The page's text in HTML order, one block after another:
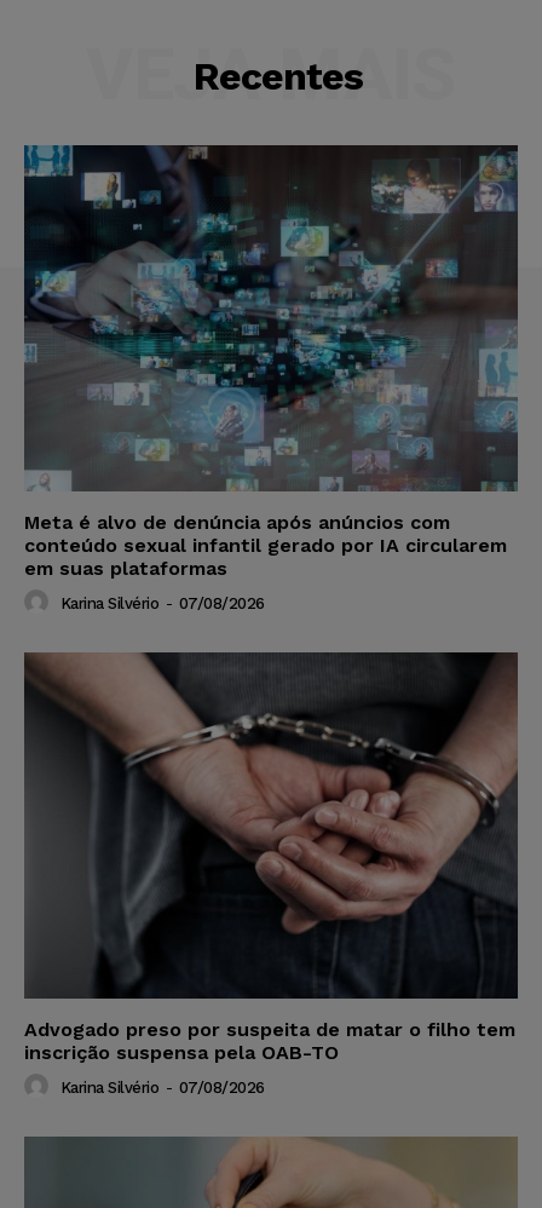
Recentes
VEJA MAIS
Meta é alvo de denúncia após anúncios com
conteúdo sexual infantil gerado por IA circularem
em suas plataformas
Karina Silvério - 07/08/2026
Advogado preso por suspeita de matar o filho tem
inscrição suspensa pela OAB-TO
Karina Silvério - 07/08/2026